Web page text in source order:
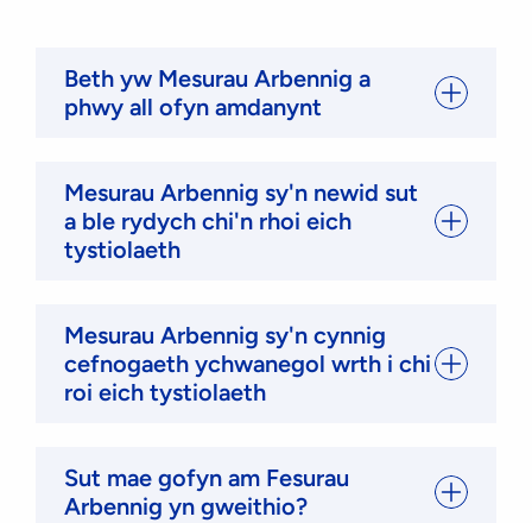
Beth yw Mesurau Arbennig a
phwy all ofyn amdanynt
Mesurau Arbennig sy'n newid sut
a ble rydych chi'n rhoi eich
tystiolaeth
Mesurau Arbennig sy'n cynnig
cefnogaeth ychwanegol wrth i chi
roi eich tystiolaeth
Sut mae gofyn am Fesurau
Arbennig yn gweithio?